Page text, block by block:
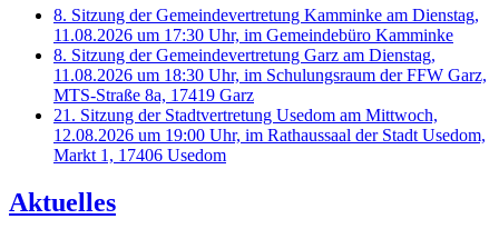
8. Sitzung der Gemeindevertretung Kamminke am Dienstag,
11.08.2026 um 17:30 Uhr, im Gemeindebüro Kamminke
8. Sitzung der Gemeindevertretung Garz am Dienstag,
11.08.2026 um 18:30 Uhr, im Schulungsraum der FFW Garz,
MTS-Straße 8a, 17419 Garz
21. Sitzung der Stadtvertretung Usedom am Mittwoch,
12.08.2026 um 19:00 Uhr, im Rathaussaal der Stadt Usedom,
Markt 1, 17406 Usedom
Aktuelles